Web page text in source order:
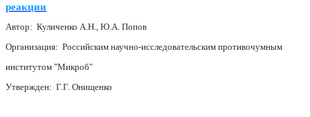
реакции
Автор: Куличенко А.Н., Ю.А. Попов
Организация: Российским научно-исследовательским противочумным
институтом "Микроб"
Утвержден: Г.Г. Онищенко